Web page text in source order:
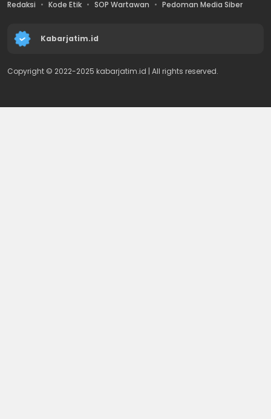
Redaksi Kode Etik SOP Wartawan Pedoman Media Siber
Kabarjatim.id
Copyright © 2022-2025 kabarjatim.id | All rights reserved.